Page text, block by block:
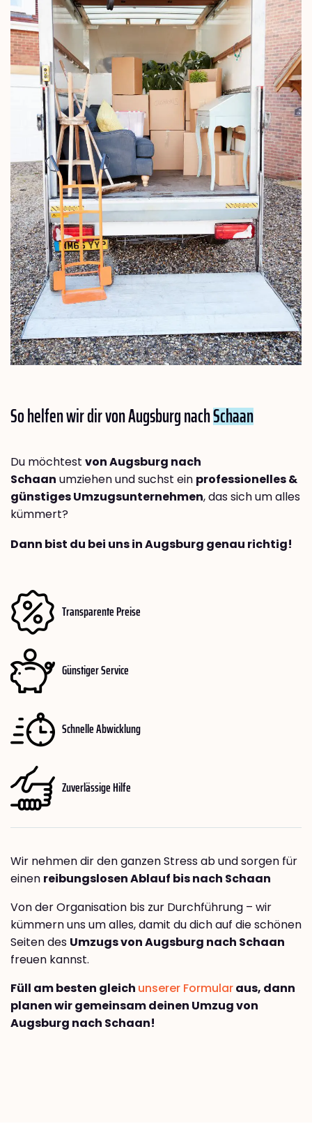
So helfen wir dir von Augsburg nachSchaan
Du möchtest von Augsburg nach
Schaan umziehen und suchst ein professionelles &
günstiges Umzugsunternehmen, das sich um alles
kümmert?
Dann bist du bei uns in Augsburg genau richtig!
Transparente Preise
Günstiger Service
Schnelle Abwicklung
Zuverlässige Hilfe
Wir nehmen dir den ganzen Stress ab und sorgen für
einen reibungslosen Ablauf bis nach Schaan
Von der Organisation bis zur Durchführung – wir
kümmern uns um alles, damit du dich auf die schönen
Seiten des Umzugs von Augsburg nach Schaan
freuen kannst.
Füll am besten gleich unserer Formularaus, dann
planen wir gemeinsam deinen Umzug von
Augsburg nach Schaan!